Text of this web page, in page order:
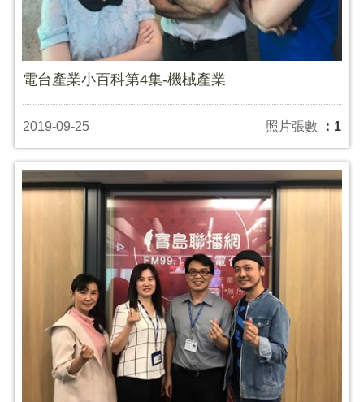
電台產業小百科第4集-機械產業
2019-09-25 照片張數 ：1